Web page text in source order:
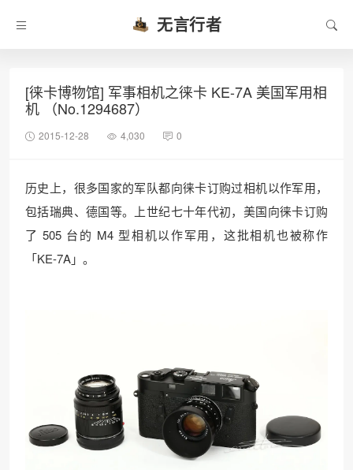
无言行者
[徕卡博物馆] 军事相机之徕卡 KE-7A 美国军用相
机 （No.1294687）
2015-12-28 4,030 0
历史上，很多国家的军队都向徕卡订购过相机以作军用，
包括瑞典、德国等。上世纪七十年代初，美国向徕卡订购
了 505 台的 M4 型相机以作军用，这批相机也被称作
「KE-7A」。